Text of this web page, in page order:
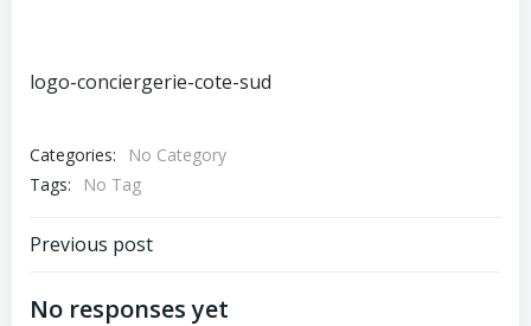
logo-conciergerie-cote-sud
Categories:
No Category
Tags:
No Tag
Previous post
No responses yet